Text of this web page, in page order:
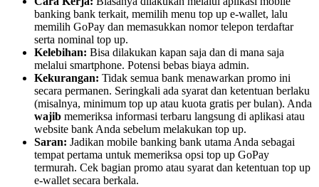
banking bank terkait, memilih menu top up e-wallet, lalu
memilih GoPay dan memasukkan nomor telepon terdaftar
serta nominal top up.
Kelebihan: Bisa dilakukan kapan saja dan di mana saja
melalui smartphone. Potensi bebas biaya admin.
Kekurangan: Tidak semua bank menawarkan promo ini
secara permanen. Seringkali ada syarat dan ketentuan berlaku
(misalnya, minimum top up atau kuota gratis per bulan). Anda
wajib memeriksa informasi terbaru langsung di aplikasi atau
website bank Anda sebelum melakukan top up.
Saran: Jadikan mobile banking bank utama Anda sebagai
tempat pertama untuk memeriksa opsi top up GoPay
termurah. Cek bagian promo atau syarat dan ketentuan top up
e-wallet secara berkala.